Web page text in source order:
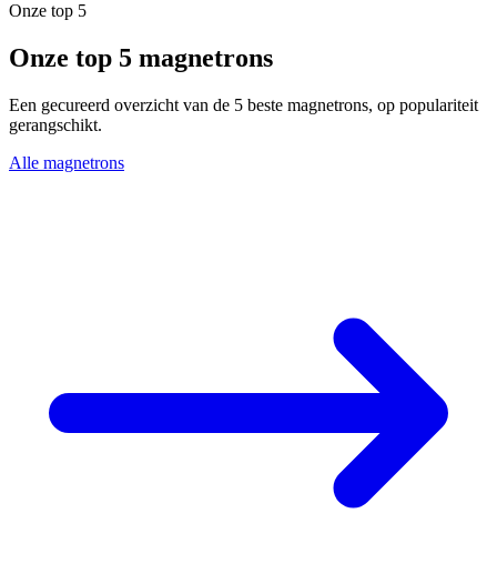
Onze top 5
Onze top 5 magnetrons
Een gecureerd overzicht van de 5 beste magnetrons, op populariteit
gerangschikt.
Alle magnetrons